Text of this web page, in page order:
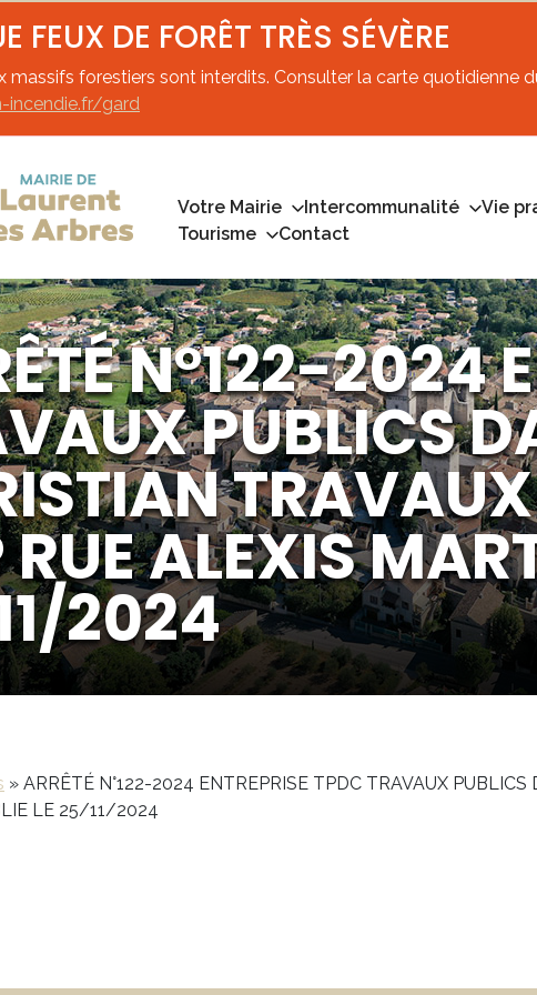
FEUX DE FORÊT TRÈS SÉVÈRE
massifs forestiers sont interdits. Consulter la carte quotidienne
incendie.fr/gard
Votre Mairie Intercommunalité Vie
Tourisme
Contact
N°122-2024
PUBLICS
ALEXIS
2024
» ARRÊTÉ N°122-2024 ENTREPRISE TPDC TRAVAUX
LE 25/11/2024